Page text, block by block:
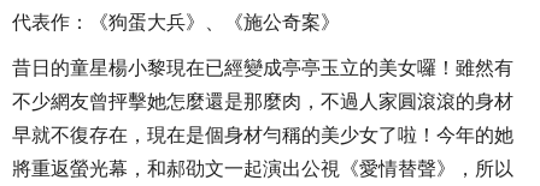
代表作：《狗蛋大兵》、《施公奇案》
昔日的童星楊小黎現在已經變成亭亭玉立的美女囉！雖然有
不少網友曾抨擊她怎麼還是那麼肉，不過人家圓滾滾的身材
早就不復存在，現在是個身材勻稱的美少女了啦！今年的她
將重返螢光幕，和郝劭文一起演出公視《愛情替聲》，所以